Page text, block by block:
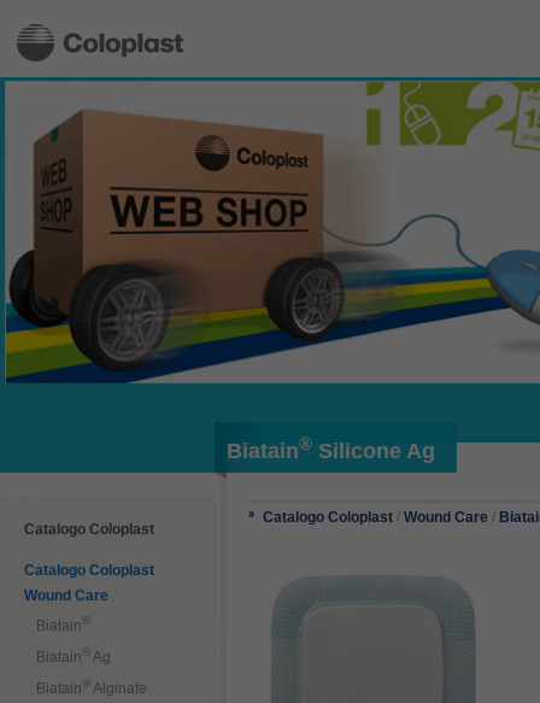
Biatain® Silicone Ag
Catalogo Coloplast
Catalogo Coloplast
Wound Care
Biatain ®
Biatain ® Ag
Biatain ® Alginate
Catalogo Coloplast / Wound Care /